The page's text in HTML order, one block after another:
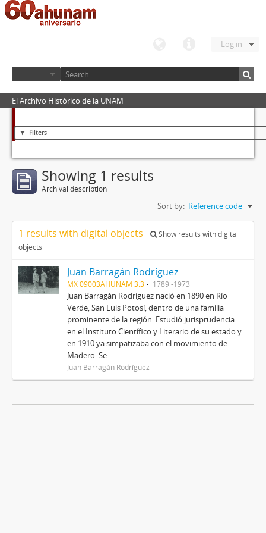
Log in
El Archivo Histórico de la UNAM
Filters
Showing 1 results
Archival description
Sort by: Reference code
1 results with digital objects
Show results with digital
objects
Juan Barragán Rodríguez
MX 09003AHUNAM 3.3 1789 -1973
Juan Barragán Rodríguez nació en 1890 en Río
Verde, San Luis Potosí, dentro de una familia
prominente de la región. Estudió jurisprudencia
en el Instituto Científico y Literario de su estado y
en 1910 ya simpatizaba con el movimiento de
Madero. Se...
Juan Barragán Rodríguez